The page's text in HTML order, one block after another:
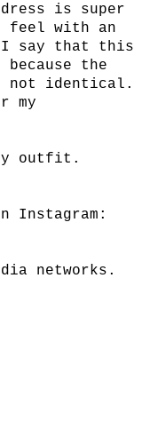
is super
feel with an
I say that this
the
not identical.
my
outfit.
Instagram:
networks.